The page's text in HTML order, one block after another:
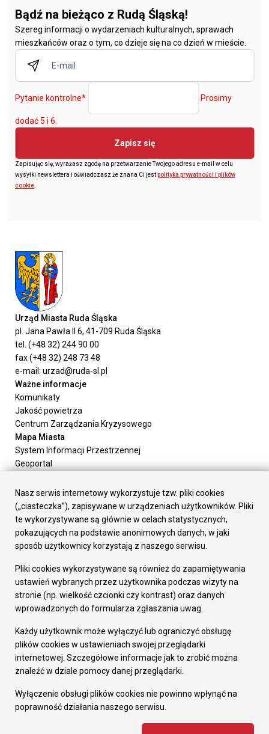
Bądź na bieżąco z Rudą Śląską!
Szereg informacji o wydarzeniach kulturalnych, sprawach
mieszkańców oraz o tym, co dzieje się na co dzień w mieście.
Pytanie kontrolne* Prosimy
dodać 5 i 6.
Zapisz się
Zapisując się, wyrażasz zgodę na przetwarzanie Twojego adresu e-mail w celu
wysyłki newslettera i oświadczasz że znana Ci jestpolityka prywatności i plików
cookie.
Urząd Miasta Ruda Śląska
pl. Jana Pawła II 6, 41-709 Ruda Śląska
tel. (+48 32) 244 90 00
fax (+48 32) 248 73 48
e-mail: urzad@ruda-sl.pl
Ważne informacje
Komunikaty
Jakość powietrza
Centrum Zarządzania Kryzysowego
Mapa Miasta
System Informacji Przestrzennej
Geoportal
Załatw sprawę
Prezydent Miasta
Rada Miasta
Wydziały
Elektroniczna Skrzynka Podawcza
Gospodarka
Fundusze europejskie
Środki krajowe
Oferty inwestycyjne
Pozostałe
Deklaracja dostępności
Dane osobowe
Dodaj opinię o witrynie
Nasz serwis internetowy wykorzystuje tzw. pliki cookies
(„ciasteczka”), zapisywane w urządzeniach użytkowników. Pliki
te wykorzystywane są głównie w celach statystycznych,
pokazujących na podstawie anonimowych danych, w jaki
sposób użytkownicy korzystają z naszego serwisu.
Pliki cookies wykorzystywane są również do zapamiętywania
ustawień wybranych przez użytkownika podczas wizyty na
stronie (np. wielkość czcionki czy kontrast) oraz danych
wprowadzonych do formularza zgłaszania uwag.
Każdy użytkownik może wyłączyć lub ograniczyć obsługę
plików cookies w ustawieniach swojej przeglądarki
internetowej. Szczegółowe informacje jak to zrobić można
znaleźć w dziale pomocy danej przeglądarki.
Wyłączenie obsługi plików cookies nie powinno wpłynąć na
poprawność działania naszego serwisu.